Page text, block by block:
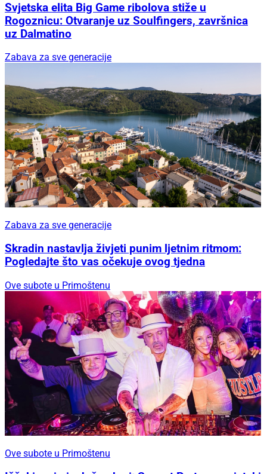
Svjetska elita Big Game ribolova stiže u
Rogoznicu: Otvaranje uz Soulfingers, završnica
uz Dalmatino
Zabava za sve generacije
Zabava za sve generacije
Skradin nastavlja živjeti punim ljetnim ritmom:
Pogledajte što vas očekuje ovog tjedna
Ove subote u Primoštenu
Ove subote u Primoštenu